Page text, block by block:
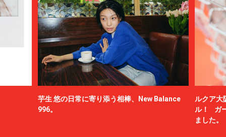
芋生 悠の日常に寄り添う相棒、New Balance
996。
ルクア大
ル！ ガ
ました。